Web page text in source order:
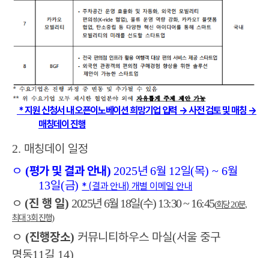
*지원 신청서 내 오픈이노베이션 희망기업 입력 →사전 검토 및 매칭 →
매칭데이 진행
2. 매칭데이 일정
ㅇ (평가 및 결과 안내) 2025년6월 12일(목) ~ 6월
13일(금) * (결과 안내)개별 이메일 안내
ㅇ (진 행 일) 2025년 6월 18일(수) 13:30 ~ 16:45(회당20분,
최대3회 진행)
ㅇ (진행장소) 커뮤니티하우스 마실(서울 중구
명동11길 14)